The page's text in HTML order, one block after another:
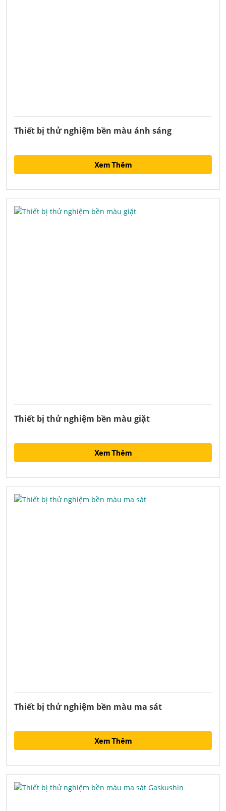
Thiết bị thử nghiệm bền màu ánh sáng
Xem Thêm
Thiết bị thử nghiệm bền màu giặt
Xem Thêm
Thiết bị thử nghiệm bền màu ma sát
Xem Thêm